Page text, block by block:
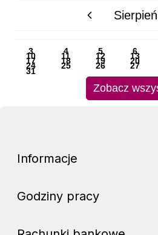
poprzedni miesiącSierpień
3 4 5 6
10 11 12 13
17 18 19 20
24 25 26 27
31
Zobacz
Informacje
Godziny pracy